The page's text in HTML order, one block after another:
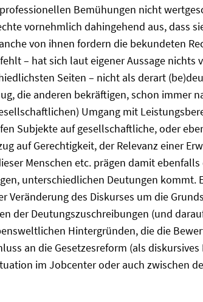
Bemühungen nicht
vornehmlich dahingehend aus, dass
von ihnen fordern die bekundeten
– hat sich laut eigener Aussage
Seiten – nicht als derart
die anderen bekräftigen, schon immer
Umgang mit
Subjekte auf gesellschaftliche, oder
auf Gerechtigkeit, der Relevanz einer
Menschen etc. prägen damit
unterschiedlichen Deutungen kommt.
Veränderung des Diskurses um die
der Deutungszuschreibungen (und
Hintergründen, die die
an die Gesetzesreform (als
im Jobcenter oder auch zwischen